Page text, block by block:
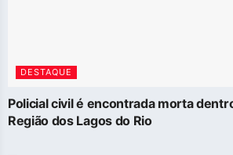
DESTAQUE
Policial civil é encontrada morta
Região dos Lagos do Rio